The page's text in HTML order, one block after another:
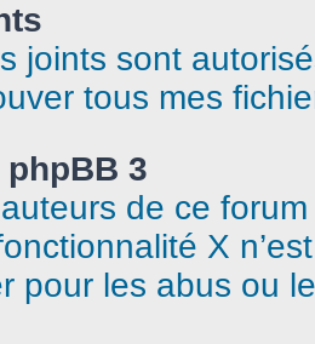
joints sont
tous mes
3
de ce
X
pour les abus ou